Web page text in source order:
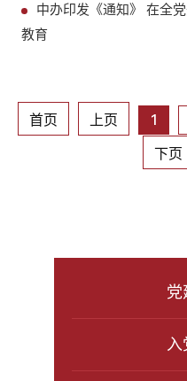
中办印发《通知》 在全
教育
首页 上页 1
下页
党
入